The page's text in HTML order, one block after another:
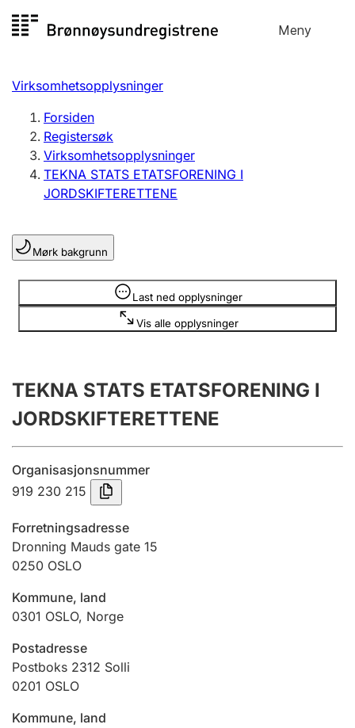
til
Meny
Registersøk
Aksjeselskap
Enkeltpersonforetak
Registrere, endre, slette
Lag og forening
Registrere, endre, slette
Flere organisasjonsformer
Årsregnskap
Innsending og forsinkelsesgebyr
Tinglysing
Jeger
Betaling og jegeravgiftskort
Ektepaktveileder
Offentlig sektor
Andre tema
Virksomhetsopplysninger
Forsiden
Registersøk
Virksomhetsopplysninger
TEKNA STATS ETATSFORENING I
JORDSKIFTERETTENE
Mørk bakgrunn
Last ned opplysninger
Vis alle opplysninger
Opplysninger er skjult
TEKNA STATS ETATSFORENING I
JORDSKIFTERETTENE
Organisasjonsnummer
919 230 215
Forretningsadresse
Dronning Mauds gate 15
0250 OSLO
Kommune, land
0301 OSLO, Norge
Postadresse
Postboks 2312 Solli
0201 OSLO
Kommune, land